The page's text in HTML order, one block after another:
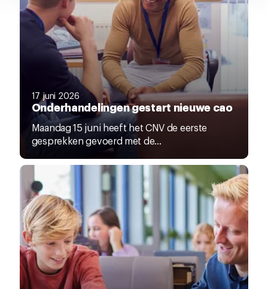
17 juni 2026
Onderhandelingen gestart nieuwe cao
Maandag 15 juni heeft het CNV de eerste
gesprekken gevoerd met de...